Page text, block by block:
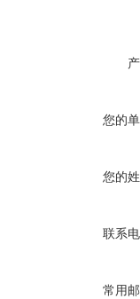
您的
您的
联系
常用